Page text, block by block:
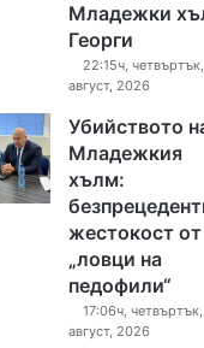
Младежки
Георги
22:15ч,
август, 2026
Убийството
Младежкия
хълм:
жестокост от
„ловци на
педофили“
17:06ч,
август, 2026